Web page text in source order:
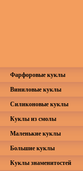
Фарфоровые куклы
Виниловые куклы
Силиконовые куклы
Куклы из смолы
Маленькие куклы
Большие куклы
Куклы знаменитостей